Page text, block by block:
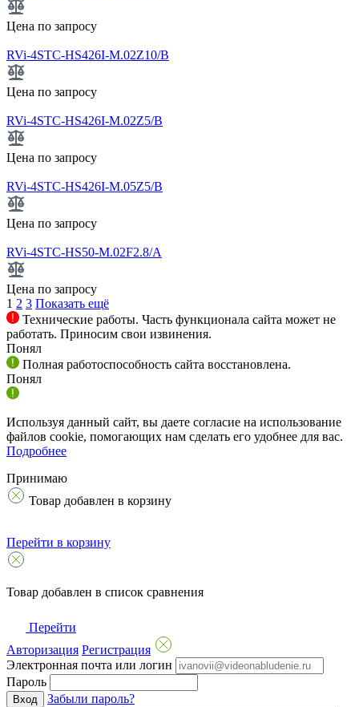
Цена по запросу
RVi-4STC-HS426I-M.02Z10/B
Цена по запросу
RVi-4STC-HS426I-M.02Z5/B
Цена по запросу
RVi-4STC-HS426I-M.05Z5/B
Цена по запросу
RVi-4STC-HS50-M.02F2.8/A
Цена по запросу
1 2 3 Показать ещё
Технические работы. Часть функционала сайта может не
работать. Приносим свои извинения.
Понял
Полная работоспособность сайта восстановлена.
Понял
Используя данный сайт, вы даете согласие на использование
файлов cookie, помогающих нам сделать его удобнее для вас.
Подробнее
Принимаю
Товар добавлен в корзину
Перейти в корзину
Товар добавлен в список сравнения
Перейти
Авторизация Регистрация
Электронная почта или логин
Пароль
Вход
Забыли пароль?